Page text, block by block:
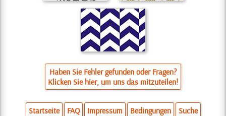
Haben Sie Fehler gefunden oder Fragen?
Klicken Sie hier, um uns das mitzuteilen!
Startseite FAQ Impressum Bedingungen Suche